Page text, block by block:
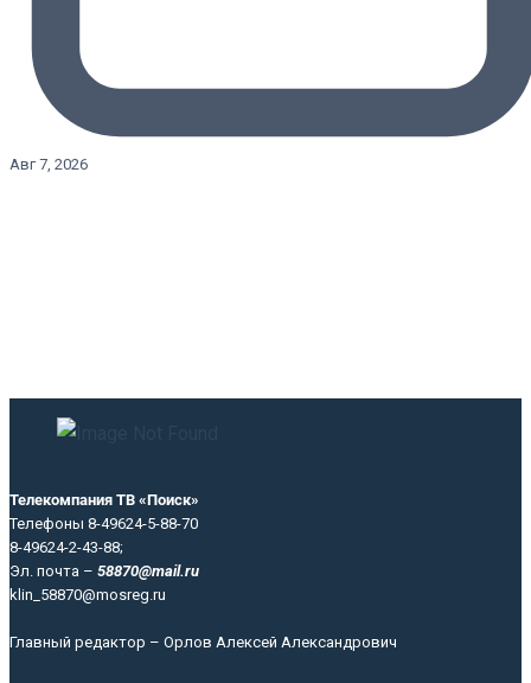
Авг 7, 2026
Телекомпания ТВ «Поиск»
Телефоны 8-49624-5-88-70
8-49624-2-43-88;
Эл. почта – 58870@mail.ru
klin_58870@mosreg.ru
Главный редактор – Орлов Алексей Александрович